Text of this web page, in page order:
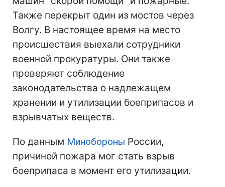
Также перекрыт один из мостов через
Волгу. В настоящее время на место
происшествия выехали сотрудники
военной прокуратуры. Они также
проверяют соблюдение
законодательства о надлежащем
хранении и утилизации боеприпасов и
взрывчатых веществ.
По данным Минобороны России,
причиной пожара мог стать взрыв
боеприпаса в момент его утилизации.